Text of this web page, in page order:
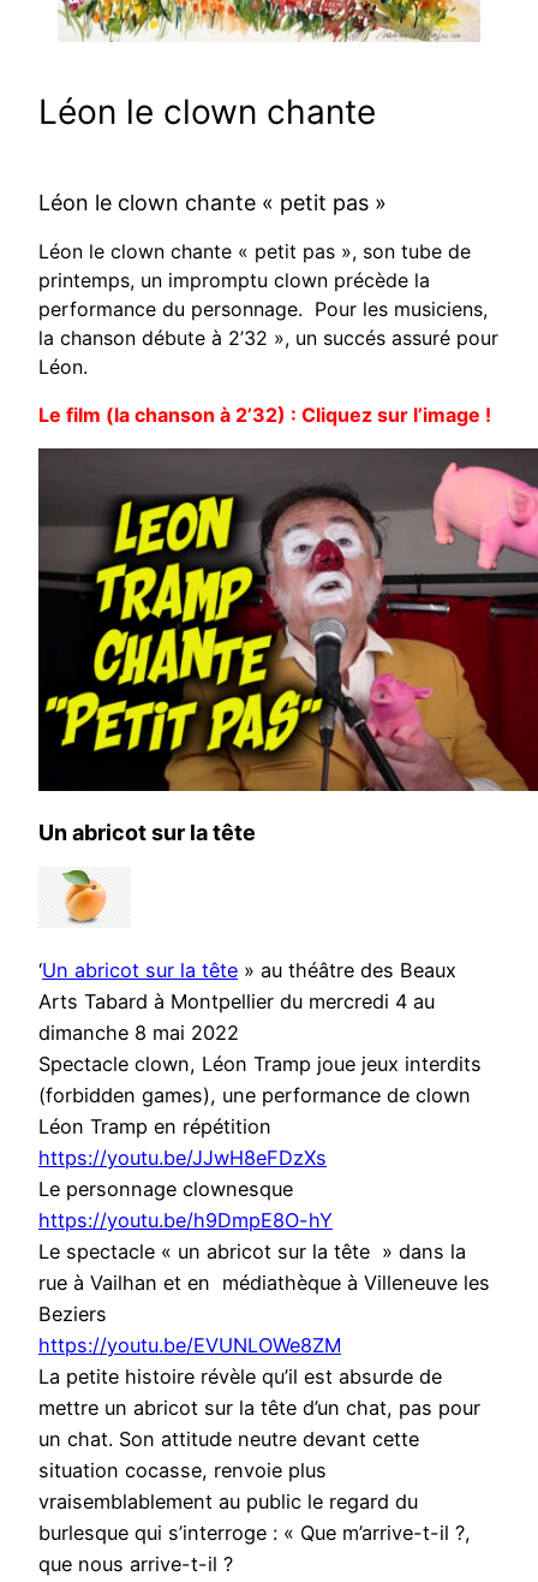
Léon le clown chante
Léon le clown chante « petit pas »
Léon le clown chante « petit pas », son tube de
printemps, un impromptu clown précède la
performance du personnage. Pour les musiciens,
la chanson débute à 2’32 », un succés assuré pour
Léon.
Le film (la chanson à 2’32) : Cliquez sur l’image !
Un abricot sur la tête
‘Un abricot sur la tête » au théâtre des Beaux
Arts Tabard à Montpellier du mercredi 4 au
dimanche 8 mai 2022
Spectacle clown, Léon Tramp joue jeux interdits
(forbidden games), une performance de clown
Léon Tramp en répétition
https://youtu.be/JJwH8eFDzXs
Le personnage clownesque
https://youtu.be/h9DmpE8O-hY
Le spectacle « un abricot sur la tête » dans la
rue à Vailhan et en médiathèque à Villeneuve les
Beziers
https://youtu.be/EVUNLOWe8ZM
La petite histoire révèle qu’il est absurde de
mettre un abricot sur la tête d’un chat, pas pour
un chat. Son attitude neutre devant cette
situation cocasse, renvoie plus
vraisemblablement au public le regard du
burlesque qui s’interroge : « Que m’arrive-t-il ?,
que nous arrive-t-il ?